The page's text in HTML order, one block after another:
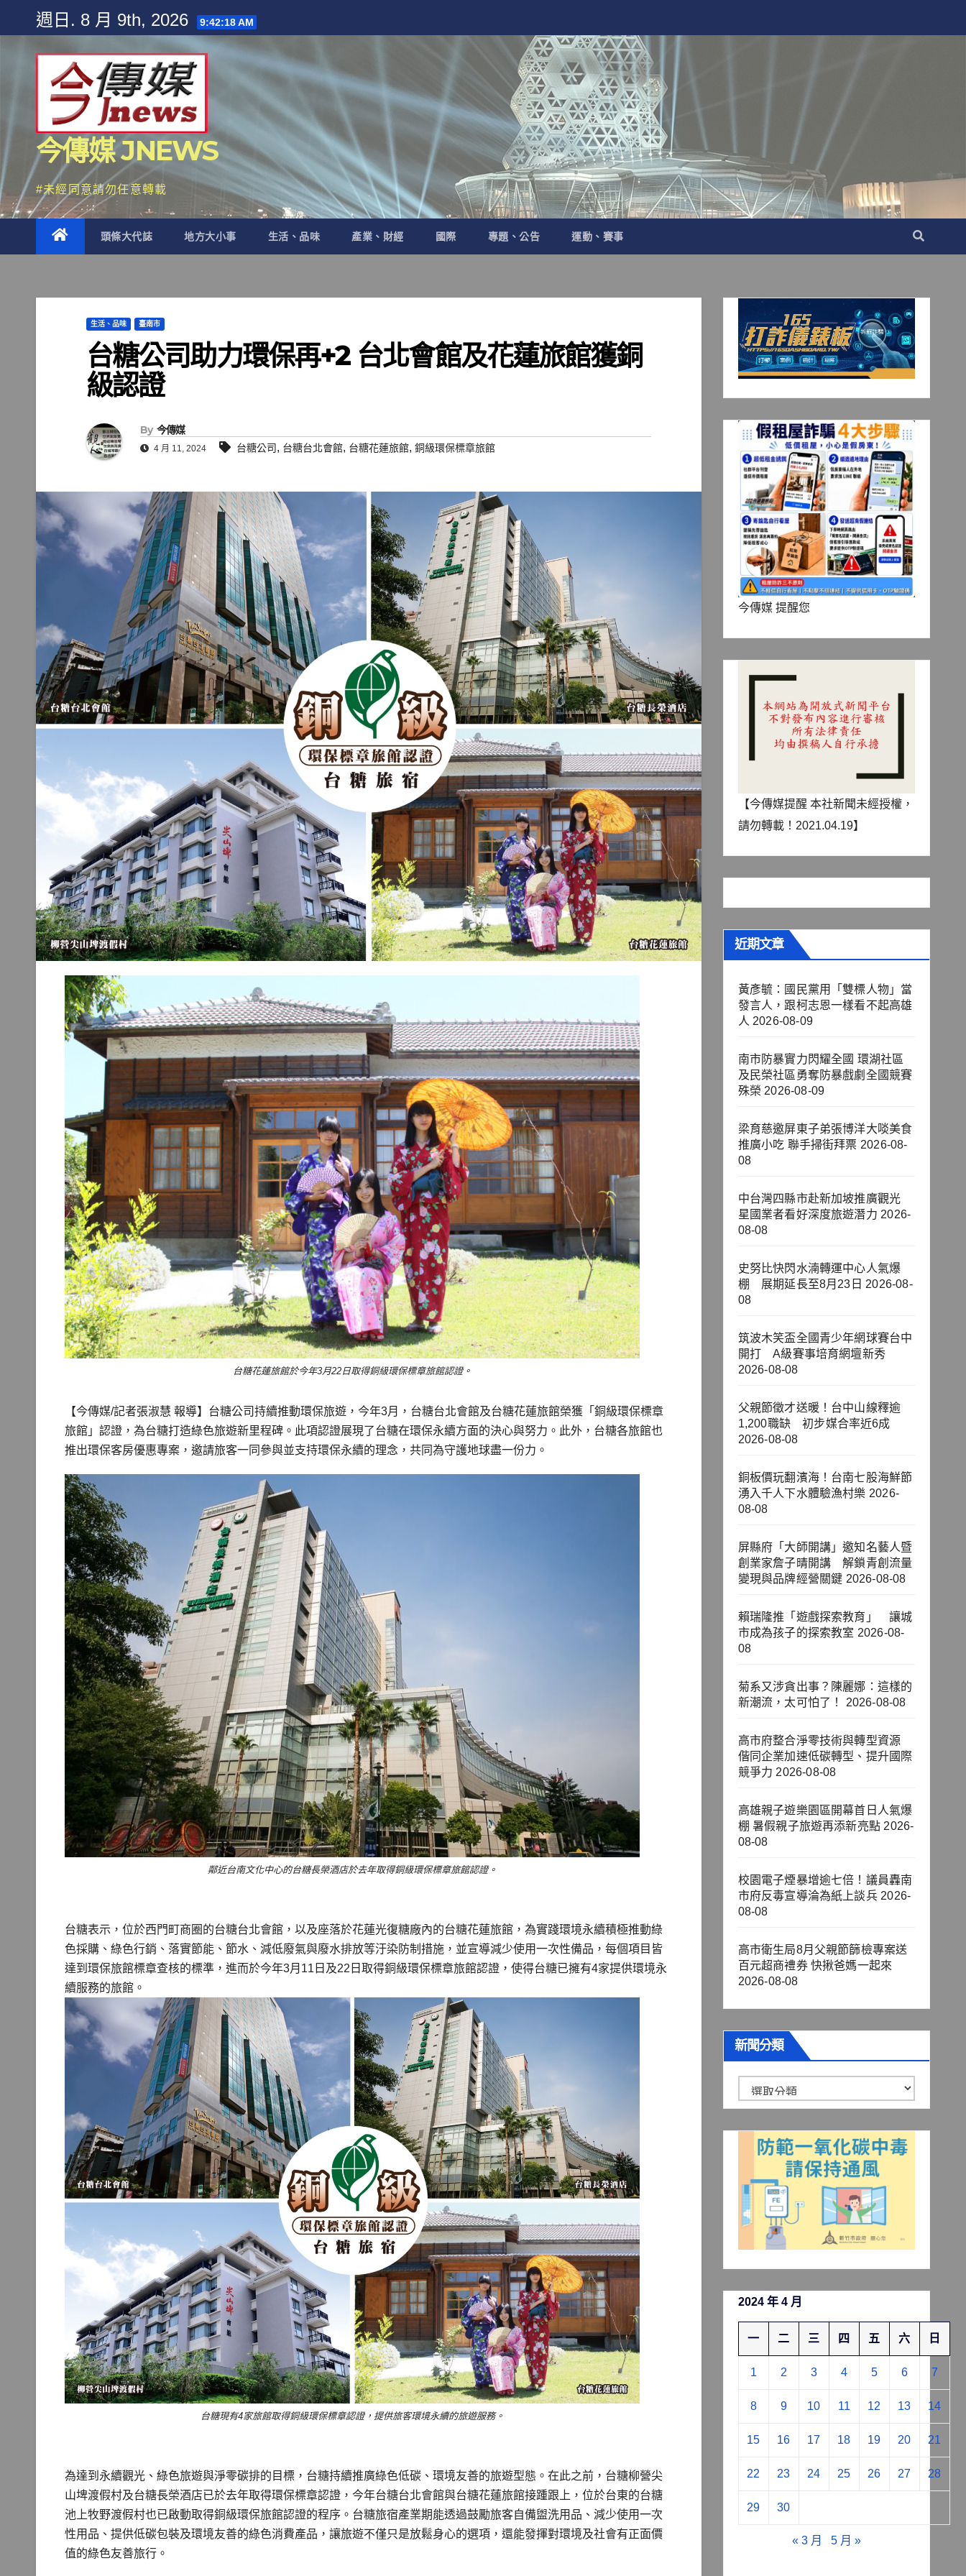
content
週日. 8 月 9th, 2026 9:42:20 AM
今傳媒 JNEWS
#未經同意請勿任意轉載
頭條大代誌 地方大小事 生活、品味 產業、財經 國際 專題、公告 運動、賽事
生活、品味 臺南市
台糖公司助力環保再+2 台北會館及花蓮旅館獲銅
級認證
By 今傳媒
4 月 11, 2024 台糖公司, 台糖台北會館, 台糖花蓮旅館, 銅級環保標章旅館
台糖花蓮旅館於今年3月22日取得銅級環保標章旅館認證。
【今傳媒/記者張淑慧 報導】台糖公司持續推動環保旅遊，今年3月，台糖台北會館及台糖花蓮旅館榮獲「銅級環保標章
旅館」認證，為台糖打造綠色旅遊新里程碑。此項認證展現了台糖在環保永續方面的決心與努力。此外，台糖各旅館也
推出環保客房優惠專案，邀請旅客一同參與並支持環保永續的理念，共同為守護地球盡一份力。
鄰近台南文化中心的台糖長榮酒店於去年取得銅級環保標章旅館認證。
台糖表示，位於西門町商圈的台糖台北會館，以及座落於花蓮光復糖廠內的台糖花蓮旅館，為實踐環境永續積極推動綠
色採購、綠色行銷、落實節能、節水、減低廢氣與廢水排放等汙染防制措施，並宣導減少使用一次性備品，每個項目皆
達到環保旅館標章查核的標準，進而於今年3月11日及22日取得銅級環保標章旅館認證，使得台糖已擁有4家提供環境永
續服務的旅館。
台糖現有4家旅館取得銅級環保標章認證，提供旅客環境永續的旅遊服務。
為達到永續觀光、綠色旅遊與淨零碳排的目標，台糖持續推廣綠色低碳、環境友善的旅遊型態。在此之前，台糖柳營尖
山埤渡假村及台糖長榮酒店已於去年取得環保標章認證，今年台糖台北會館與台糖花蓮旅館接踵跟上，位於台東的台糖
池上牧野渡假村也已啟動取得銅級環保旅館認證的程序。台糖旅宿產業期能透過鼓勵旅客自備盥洗用品、減少使用一次
性用品、提供低碳包裝及環境友善的綠色消費產品，讓旅遊不僅只是放鬆身心的選項，還能發揮對環境及社會有正面價
值的綠色友善旅行。
今傳媒 提醒您
【今傳媒提醒 本社新聞未經授權，
請勿轉載！2021.04.19】
近期文章
黃彥毓：國民黨用「雙標人物」當
發言人，跟柯志恩一樣看不起高雄
人 2026-08-09
南市防暴實力閃耀全國 環湖社區
及民榮社區勇奪防暴戲劇全國競賽
殊榮 2026-08-09
梁育慈邀屏東子弟張博洋大啖美食
推廣小吃 聯手掃街拜票 2026-08-
08
中台灣四縣市赴新加坡推廣觀光
星國業者看好深度旅遊潛力 2026-
08-08
史努比快閃水湳轉運中心人氣爆
棚 展期延長至8月23日 2026-08-
08
筑波木笑盃全國青少年網球賽台中
開打 A級賽事培育網壇新秀
2026-08-08
父親節徵才送暖！台中山線釋逾
1,200職缺 初步媒合率近6成
2026-08-08
銅板價玩翻濱海！台南七股海鮮節
湧入千人下水體驗漁村樂 2026-
08-08
屏縣府「大師開講」邀知名藝人暨
創業家詹子晴開講 解鎖青創流量
變現與品牌經營關鍵 2026-08-08
賴瑞隆推「遊戲探索教育」 讓城
市成為孩子的探索教室 2026-08-
08
菊系又涉貪出事？陳麗娜：這樣的
新潮流，太可怕了！
2026-08-08
高市府整合淨零技術與轉型資源
偕同企業加速低碳轉型、提升國際
競爭力 2026-08-08
高雄親子遊樂園區開幕首日人氣爆
棚 暑假親子旅遊再添新亮點 2026-
08-08
校園電子煙暴增逾七倍！議員轟南
市府反毒宣導淪為紙上談兵 2026-
08-08
高市衛生局8月父親節篩檢專案送
百元超商禮券 快揪爸媽一起來
2026-08-08
新聞分類
聞
分
2024 年 4 月
一 二 三 四 五 六 日
1 2 3 4 5 6 7
8 9 10 11 12 13 14
15 16 17 18 19 20 21
22 23 24 25 26 27 28
29 30
« 3 月 5 月 »